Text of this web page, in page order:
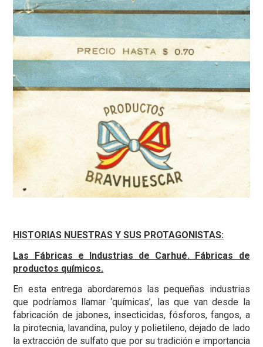
HISTORIAS NUESTRAS Y SUS PROTAGONISTAS:
Las Fábricas e Industrias de Carhué. Fábricas de
productos químicos.
En esta entrega abordaremos las pequeñas industrias
que podríamos llamar ‘químicas’, las que van desde la
fabricación de jabones, insecticidas, fósforos, fangos, a
la pirotecnia, lavandina, puloy y polietileno, dejado de lado
la extracción de sulfato que por su tradición e importancia